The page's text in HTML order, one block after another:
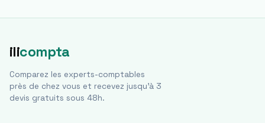
ilicompta
Comparez les experts-comptables
près de chez vous et recevez jusqu'à 3
devis gratuits sous 48h.